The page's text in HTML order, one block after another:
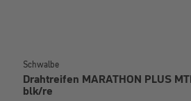
Schwalbe
Drahtreifen MARATHON PLUS
blk/re